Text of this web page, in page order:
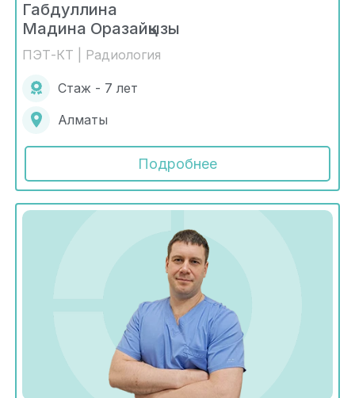
Габдуллина
Мадина Оразайқызы
ПЭТ-КТ | Радиология
Стаж - 7 лет
Алматы
Подробнее